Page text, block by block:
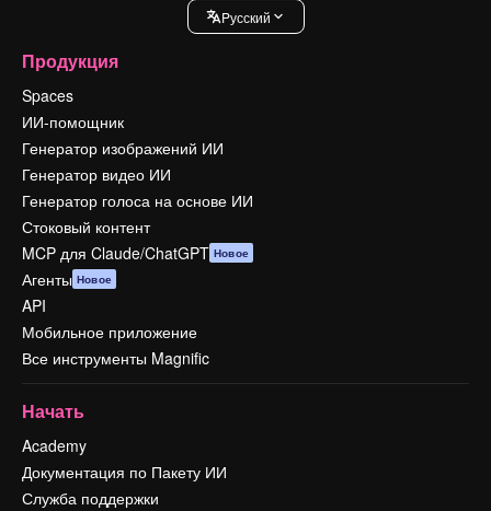
Pусский
Продукция
Spaces
ИИ-помощник
Генератор изображений ИИ
Генератор видео ИИ
Генератор голоса на основе ИИ
Стоковый контент
MCP для Claude/ChatGPT Новое
Агенты Новое
API
Мобильное приложение
Все инструменты Magnific
Начать
Academy
Документация по Пакету ИИ
Служба поддержки